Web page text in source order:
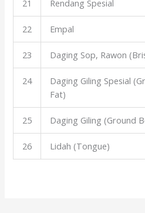
21 Rendang Spesial
22 Empal
23 Daging Sop, Rawon
24
Daging Giling Spesial
Fat)
25 Daging Giling (Ground
26 Lidah (Tongue)